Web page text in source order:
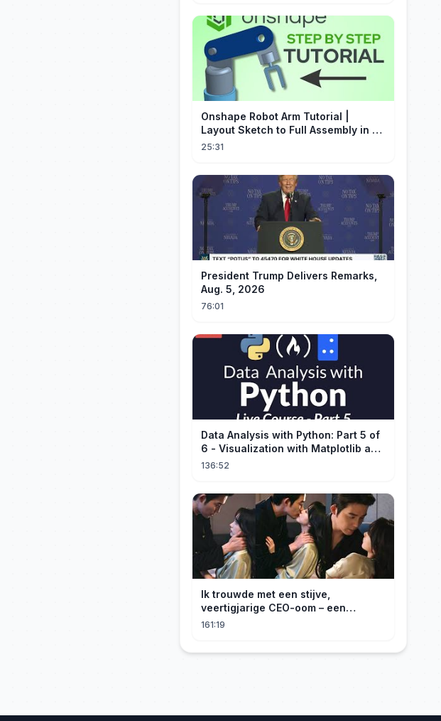
Onshape Robot Arm Tutorial |
Layout Sketch to Full Assembly in 20
Minutes!
25:31
President Trump Delivers Remarks,
Aug. 5, 2026
76:01
Data Analysis with Python: Part 5 of
6 - Visualization with Matplotlib and
Seaborn (Live Course)
136:52
Ik trouwde met een stijve,
veertigjarige CEO-oom – een
verborgen monster van acht jaar! Hij
161:19